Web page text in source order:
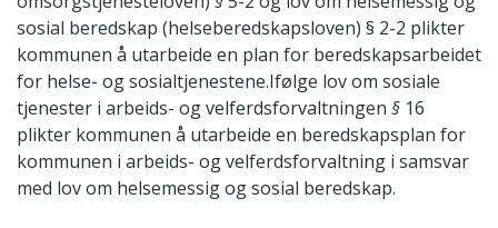
sosial beredskap (helseberedskapsloven) § 2-2 plikter
kommunen å utarbeide en plan for beredskapsarbeidet
for helse- og sosialtjenestene.Ifølge lov om sosiale
tjenester i arbeids- og velferdsforvaltningen § 16
plikter kommunen å utarbeide en beredskapsplan for
kommunen i arbeids- og velferdsforvaltning i samsvar
med lov om helsemessig og sosial beredskap.